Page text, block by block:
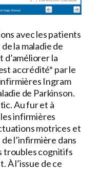
avec les patients
la maladie de
d’améliorer la
accrédité* par le
Ingram
de Parkinson.
Au fur et à
infirmières
motrices et
l’infirmière dans
troubles cognitifs
À l’issue de ce